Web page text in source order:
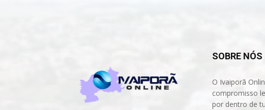
SOBRE NÓS
O Ivaiporã
compromisso
por dentro de